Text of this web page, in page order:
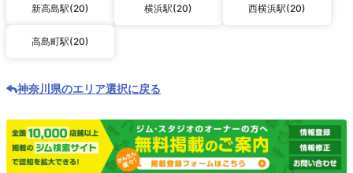
新高島駅(20) 横浜駅(20) 西横浜駅(20)
高島町駅(20)
神奈川県のエリア選択に戻る